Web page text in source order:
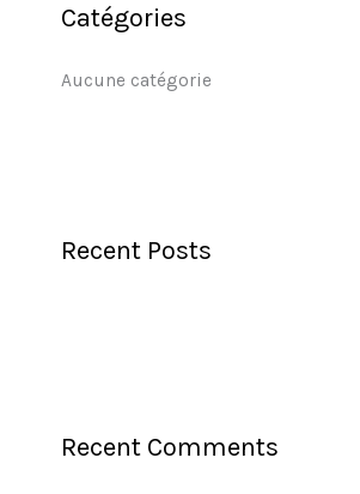
Catégories
Aucune catégorie
Recent Posts
Recent Comments